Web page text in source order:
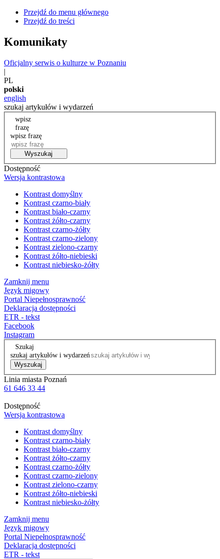
Przejdź do menu głównego
Przejdź do treści
Komunikaty
Oficjalny serwis o kulturze w Poznaniu
|
PL
polski
english
szukaj artykułów i wydarzeń
wpisz
frazę
wpisz frazę
Wyszukaj
Dostępność
Wersja kontrastowa
Kontrast domyślny
Kontrast czarno-biały
Kontrast biało-czarny
Kontrast żółto-czarny
Kontrast czarno-żółty
Kontrast czarno-zielony
Kontrast zielono-czarny
Kontrast żółto-niebieski
Kontrast niebiesko-żółty
Zamknij menu
Język migowy
Portal Niepełnosprawność
Deklaracja dostępności
ETR - tekst
Facebook
Instagram
Szukaj
szukaj artykułów i wydarzeń
Wyszukaj
Linia miasta Poznań
61 646 33 44
Dostępność
Wersja kontrastowa
Kontrast domyślny
Kontrast czarno-biały
Kontrast biało-czarny
Kontrast żółto-czarny
Kontrast czarno-żółty
Kontrast czarno-zielony
Kontrast zielono-czarny
Kontrast żółto-niebieski
Kontrast niebiesko-żółty
Zamknij menu
Język migowy
Portal Niepełnosprawność
Deklaracja dostępności
ETR - tekst